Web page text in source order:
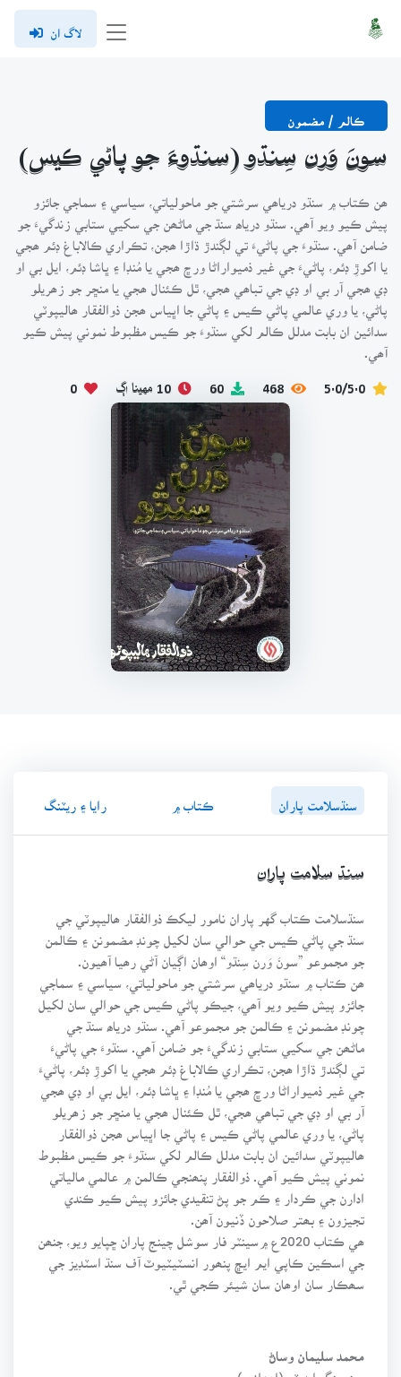
لاگ ان
ڪالم / مضمون
سونَ وَرن سِنڌو (سنڌوءَ جو پاڻي ڪيس)
ھن ڪتاب ۾ سنڌو درياھي سرشتي جو ماحولياتي، سياسي ۽ سماجي جائزو
پيش ڪيو ويو آھي. سنڌو درياھ سنڌ جي ماڻھن جي سکيي ستابي زندگيءَ جو
ضامن آھي. سنڌوءَ جي پاڻيءَ تي لڳندڙ ڌاڙا ھجن، تڪراري ڪالاباغ ڊئم ھجي
يا اکوڙِ ڊئم، پاڻيءَ جي غير ذميواراڻا ورڇ ھجي يا مُنڊا ۽ ڀاشا ڊئم، ايل بي او
ڊي ھجي آر بي او ڊي جي تباھي ھجي، ٿل ڪئنال ھجي يا منڇر جو زھريلو
پاڻي، يا وري عالمي پاڻي ڪيس ۽ پاڻي جا اڀياس ھجن ذوالفقار ھاليپوٽي
سدائين ان بابت مدلل ڪالم لکي سنڌوءَ جو ڪيس مظبوط نموني پيش ڪيو
آھي.
5.0/5.0
468
60 10 مهينا اڳ 0
سنڌسلامت پاران ڪتاب ۾ رايا ۽ ريٽنگ
سنڌ سلامت پاران
سنڌسلامت ڪتاب گهر پاران نامور ليکڪ ذوالفقار ھاليپوٽي جي
سنڌ جي پاڻي ڪيس جي حوالي سان لکيل چونڊ مضمونن ۽ ڪالمن
جو مجموعو ”سونَ وَرن سِنڌو“ اوھان اڳيان آڻي رھيا آھيون.
ھن ڪتاب ۾ سنڌو درياھي سرشتي جو ماحولياتي، سياسي ۽ سماجي
جائزو پيش ڪيو ويو آھي، جيڪو پاڻي ڪيس جي حوالي سان لکيل
چونڊ مضمونن ۽ ڪالمن جو مجموعو آھي. سنڌو درياھ سنڌ جي
ماڻھن جي سکيي ستابي زندگيءَ جو ضامن آھي. سنڌوءَ جي پاڻيءَ
تي لڳندڙ ڌاڙا ھجن، تڪراري ڪالاباغ ڊئم ھجي يا اکوڙِ ڊئم، پاڻيءَ
جي غير ذميواراڻا ورڇ ھجي يا مُنڊا ۽ ڀاشا ڊئم، ايل بي او ڊي ھجي
آر بي او ڊي جي تباھي ھجي، ٿل ڪئنال ھجي يا منڇر جو زھريلو
پاڻي، يا وري عالمي پاڻي ڪيس ۽ پاڻي جا اڀياس ھجن ذوالفقار
ھاليپوٽي سدائين ان بابت مدلل ڪالم لکي سنڌوءَ جو ڪيس مظبوط
نموني پيش ڪيو آھي. ذوالفقار پنھنجي ڪالمن ۾ عالمي مالياتي
ادارن جي ڪردار ۽ ڪم جو پڻ تنقيدي جائزو پيش ڪيو ڪندي
تجيزون ۽ بھتر صلاحون ڏنيون آھن.
ھي ڪتاب 2020ع ۾سينٽر فار سوشل چينج پاران ڇپايو ويو، جنھن
جي اسڪين ڪاپي ايم ايڇ پنھور انسٽيٽيوٽ آف سنڌ اسٽڊيز جي
سھڪار سان اوھان سان شيئر ڪجي ٿي.
محمد سليمان وساڻ
مينيجنگ ايڊيٽر (اعزازي)